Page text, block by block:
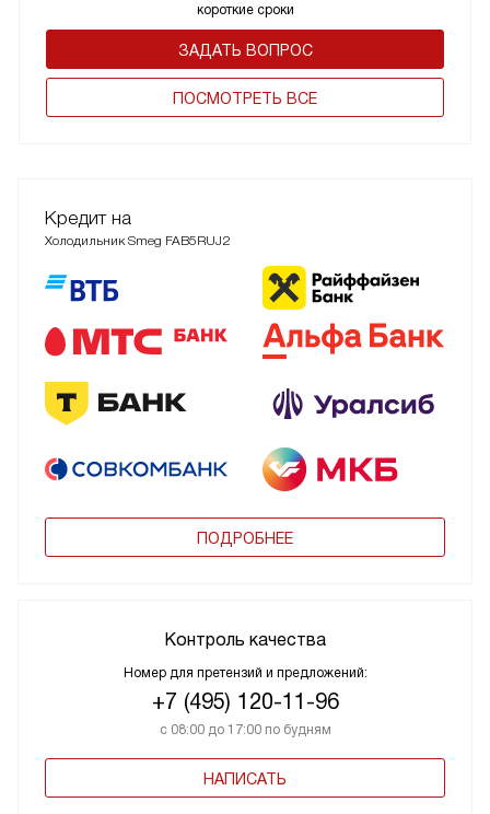
короткие сроки
ЗАДАТЬ ВОПРОС
ПОCМОТРЕТЬ ВСЕ
Кредит на
Холодильник Smeg FAB5RUJ2
ПОДРОБНЕЕ
Контроль качества
Номер для претензий и предложений:
+7 (495) 120-11-96
с 08:00 до 17:00 по будням
НАПИСАТЬ